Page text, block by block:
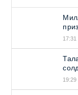
17:31
19:29